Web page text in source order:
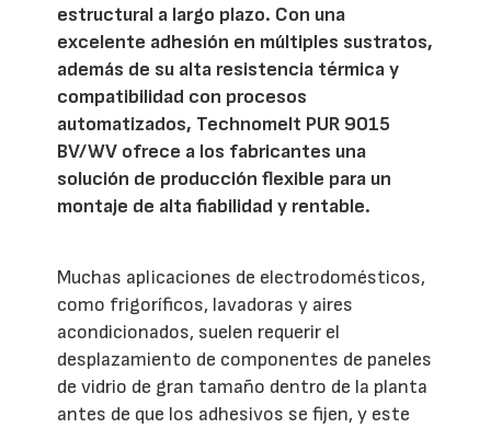
estructural a largo plazo. Con una
excelente adhesión en múltiples sustratos,
además de su alta resistencia térmica y
compatibilidad con procesos
automatizados, Technomelt PUR 9015
BV/WV ofrece a los fabricantes una
solución de producción flexible para un
montaje de alta fiabilidad y rentable.
Muchas aplicaciones de electrodomésticos,
como frigoríficos, lavadoras y aires
acondicionados, suelen requerir el
desplazamiento de componentes de paneles
de vidrio de gran tamaño dentro de la planta
antes de que los adhesivos se fijen, y este